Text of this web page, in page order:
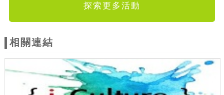
探索更多活動
相關連結